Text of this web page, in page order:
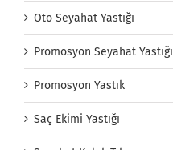
Oto Seyahat Yastığı
Promosyon Seyahat Yastığı
Promosyon Yastık
Saç Ekimi Yastığı